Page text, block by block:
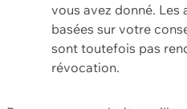
vous avez donné.
basées sur votre
sont toutefois pas
révocation.